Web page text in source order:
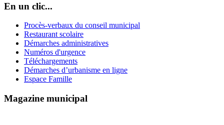
En un clic...
Procès-verbaux du conseil municipal
Restaurant scolaire
Démarches administratives
Numéros d'urgence
Téléchargements
Démarches d’urbanisme en ligne
Espace Famille
Magazine municipal